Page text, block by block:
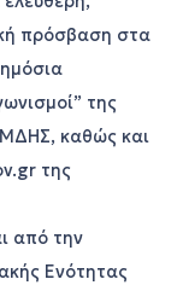
πρόσβαση στα
της
καθώς και
της
από την
Ενότητας